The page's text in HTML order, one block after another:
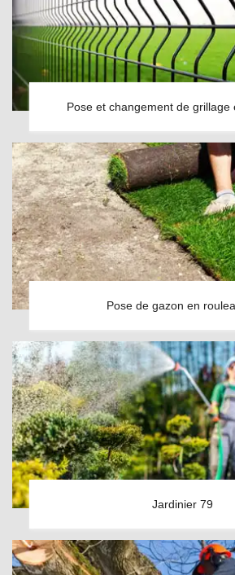
Pose et changement de grillage
Pose de gazon en
Jardinier 79